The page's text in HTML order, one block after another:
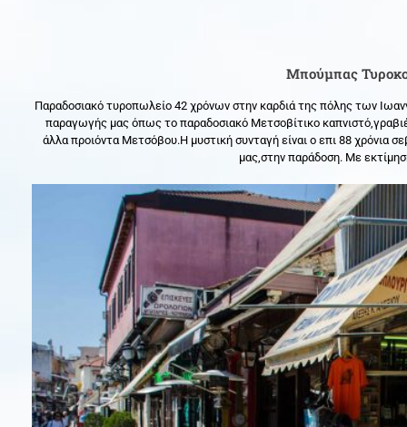
Μπούμπας
Παραδοσιακό τυροπωλείο 42 χρόνων στην καρδιά της πόλης των
παραγωγής μας όπως το παραδοσιακό Μετσοβίτικο
άλλα προιόντα Μετσόβου.Η μυστική συνταγή είναι ο επι 88 χρόνια
μας,στην παράδοση. Με